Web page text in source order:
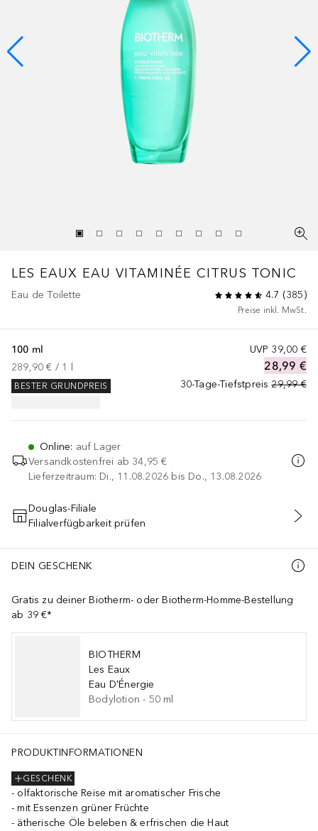
LES EAUX EAU VITAMINÉE CITRUS TONIC
Eau de Toilette 4.7 (385)
Preise inkl. MwSt.
UVP 39,00 €
28,99 €
30-Tage-Tiefstpreis 29,99 €
100 ml
289,90 € / 1
BESTER GRUNDPREIS
Online: auf Lager
Versandkostenfrei ab 34,95 €
Lieferzeitraum: Di., 11.08.2026 bis Do., 13.08.2026
IN DEN WARENKORB
Douglas-Filiale
Filialverfügbarkeit prüfen
DEIN GESCHENK
Gratis zu deiner Biotherm- oder Biotherm-Homme-Bestellung
ab 39 €*
BIOTHERM
Les Eaux
Eau D'Énergie
Bodylotion - 50 ml
PRODUKTINFORMATIONEN
GESCHENK
olfaktorische Reise mit aromatischer Frische
mit Essenzen grüner Früchte
ätherische Öle beleben & erfrischen die Haut